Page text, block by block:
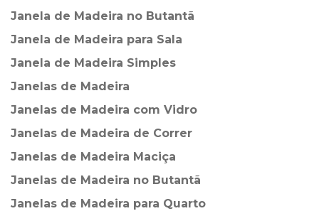
Janela de Madeira no Butantã
Janela de Madeira para Sala
Janela de Madeira Simples
Janelas de Madeira
Janelas de Madeira com Vidro
Janelas de Madeira de Correr
Janelas de Madeira Maciça
Janelas de Madeira no Butantã
Janelas de Madeira para Quarto